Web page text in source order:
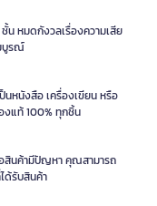
น หมดกังวลเรื่องความเสีย
บูรณ์
นหนังสือ เครื่องเขียน หรือ
งแท้ 100% ทุกชิ้น
อสินค้ามีปัญหา คุณสามารถ
ด้รับสินค้า